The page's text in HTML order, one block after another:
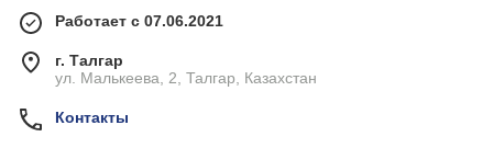
Работает с 07.06.2021
г. Талгар
ул. Малькеева, 2, Талгар, Казахстан
Контакты